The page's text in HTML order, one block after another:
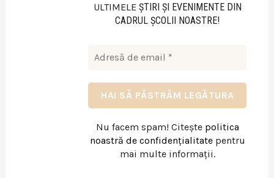
ULTIMELE ŞTIRI ŞI EVENIMENTE DIN
CADRUL ŞCOLII NOASTRE!
Nu facem spam! Citește politica
noastră de confidențialitatepentru
mai multe informații.